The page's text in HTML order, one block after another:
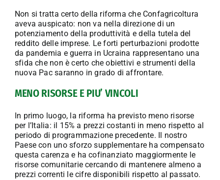
Non si tratta certo della riforma che Confagricoltura
aveva auspicato: non va nella direzione di un
potenziamento della produttività e della tutela del
reddito delle imprese. Le forti perturbazioni prodotte
da pandemia e guerra in Ucraina rappresentano una
sfida che non è certo che obiettivi e strumenti della
nuova Pac saranno in grado di affrontare.
MENO RISORSE E PIU’ VINCOLI
In primo luogo, la riforma ha previsto meno risorse
per l’Italia: il 15% a prezzi costanti in meno rispetto al
periodo di programmazione precedente. Il nostro
Paese con uno sforzo supplementare ha compensato
questa carenza e ha cofinanziato maggiormente le
risorse comunitarie cercando di mantenere almeno a
prezzi correnti le cifre disponibili rispetto al passato.